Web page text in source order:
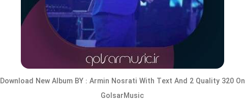
Download New Album BY : Armin Nosrati With Text And 2 Quality 320 On
GolsarMusic